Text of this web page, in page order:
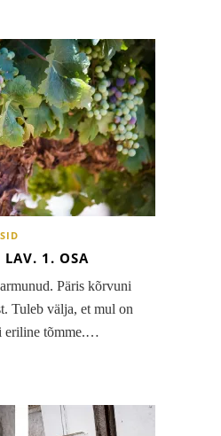
1. OSA
Päris kõrvuni
Tuleb välja, et mul on
eriline tõmme.…